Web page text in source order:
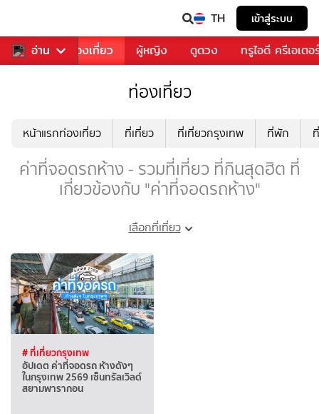
TH เข้าสู่ระบบ
อ่าน
อาหาร ท่องเที่ยว ผู้หญิง ดูดวง ทรูไอดี ครีเอเตอ
ท่องเที่ยว
หน้าแรกท่องเที่ยว ที่เที่ยว ที่เที่ยวกรุงเทพ ที่พัก
ค่าที่จอดรถห้าง - รวมที่เที่ยว ที่กินสุดฮิต ที่
เกี่ยวข้องกับ "ค่าที่จอดรถห้าง"
เลือกที่เที่ยว
# ที่เที่ยวกรุงเทพ
อัปเดต ค่าที่จอดรถ ห้างดังๆ
ในกรุงเทพ 2569 เซ็นทรัลเวิลด์
สยามพารากอน